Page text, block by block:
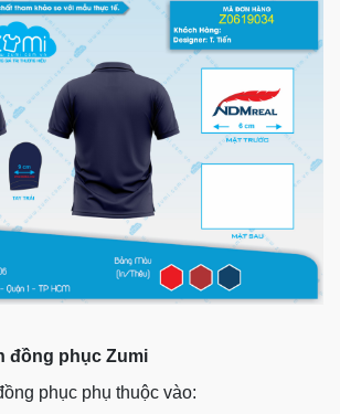
đồng phục Zumi
phục phụ thuộc vào: